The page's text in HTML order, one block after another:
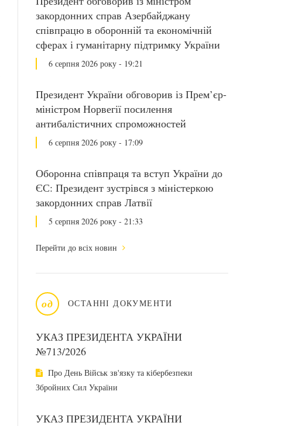
закордонних справ Азербайджану
співпрацю в оборонній та економічній
сферах і гуманітарну підтримку України
6 серпня 2026 року - 19:21
Президент України обговорив із Прем’єр-
міністром Норвегії посилення
антибалістичних спроможностей
6 серпня 2026 року - 17:09
Оборонна співпраця та вступ України до
ЄС: Президент зустрівся з міністеркою
закордонних справ Латвії
5 серпня 2026 року - 21:33
Перейти до всіх новин
од ОСТАННІ ДОКУМЕНТИ
УКАЗ ПРЕЗИДЕНТА УКРАЇНИ
№713/2026
Про День Військ зв'язку та кібербезпеки
Збройних Сил України
УКАЗ ПРЕЗИДЕНТА УКРАЇНИ